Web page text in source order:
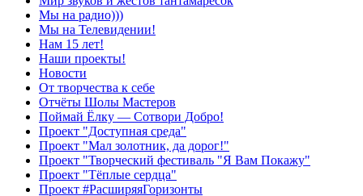
Мы на радио)))
Мы на Телевидении!
Нам 15 лет!
Наши проекты!
Новости
От творчества к себе
Отчёты Шолы Мастеров
Поймай Ёлку — Сотвори Добро!
Проект "Доступная среда"
Проект "Мал золотник, да дорог!"
Проект "Творческий фестиваль "Я Вам Покажу"
Проект "Тёплые сердца"
Проект #РасширяяГоризонты